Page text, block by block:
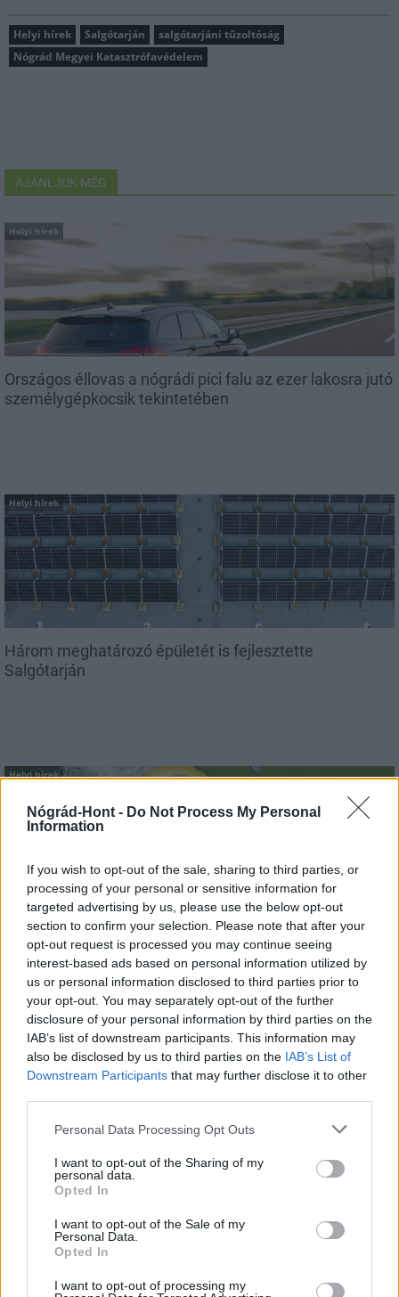
Nógrád-Hont - Do Not Process My Personal
Information
If you wish to opt-out of the sale, sharing to third parties, or
processing of your personal or sensitive information for
targeted advertising by us, please use the below opt-out
section to confirm your selection. Please note that after your
opt-out request is processed you may continue seeing
interest-based ads based on personal information utilized by
us or personal information disclosed to third parties prior to
your opt-out. You may separately opt-out of the further
disclosure of your personal information by third parties on the
IAB’s list of downstream participants. This information may
also be disclosed by us to third parties on the IAB’s List of
Downstream Participants that may further disclose it to other
Please note that this website/app uses one or more Google
not limited to your visit or usage behaviour. You may click to
grant or deny consent to Google and its third-party tags to
use your data for below specified purposes in below Google
consent section.
Personal Data Processing Opt Outs
I want to opt-out of the Sharing of my
personal data.
Opted In
I want to opt-out of the Sale of my
Personal Data.
Opted In
I want to opt-out of processing my
Helyi hírek Salgótarján
salgótarjáni tűzoltóság
Nógrád Megyei Katasztrófavédelem
AJÁNLJUK MÉG
Helyi hírek
Országos éllovas a nógrádi pici falu az ezer lakosra jutó
személygépkocsik tekintetében
Helyi hírek
Három meghatározó épületét is fejlesztette
Salgótarján
Helyi hírek
Vasárnap Nógrádot is eléri a legmagasabb
figyelmeztetés
MAGYAR ÉPÍTŐK